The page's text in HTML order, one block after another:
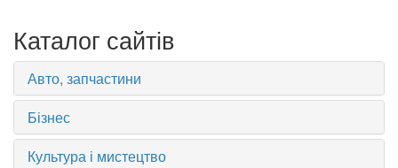
Каталог сайтів
Авто, запчастини
Бізнес
Культура і мистецтво